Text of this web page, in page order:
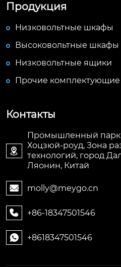
Продукция
Низковольтные шкафы
Высоковольтные шкафы
Низковольтные ящики
Прочие комплектующие
Контакты

Промышленный парк
Хоцзюй-роуд, Зона
технологий, город
Ляонин, Китай
 molly@meygo.cn
 +86-18347501546
 +8618347501546